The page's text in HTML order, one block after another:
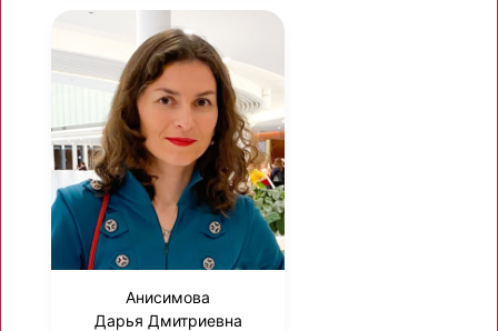
Анисимова
Дарья Дмитриевна